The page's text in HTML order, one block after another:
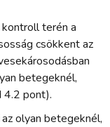
terén a
csökkent az
betegeknél,
4.2 pont).
olyan betegeknél,